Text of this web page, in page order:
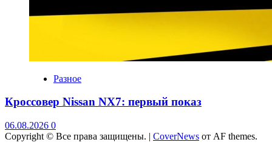
Разное
Кроссовер Nissan NX7: первый показ
06.08.2026 0
Copyright © Все права защищены. | CoverNews от AF themes.